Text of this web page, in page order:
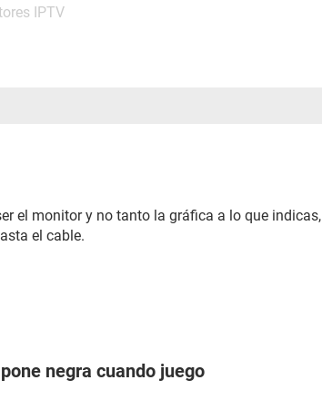
IPTV
el monitor y no tanto la gráfica a lo que indicas,
el cable.
negra cuando juego